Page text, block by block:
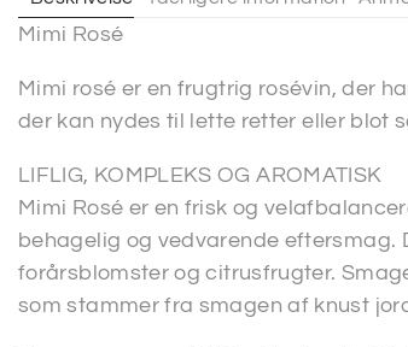
Mimi Rosé
Mimi rosé er en frugtrig rosévin, der
der kan nydes til lette retter eller blot
LIFLIG, KOMPLEKS OG AROMATISK
Mimi Rosé er en frisk og
behagelig og vedvarende
forårsblomster og citrusfrugter.
som stammer fra smagen af knust